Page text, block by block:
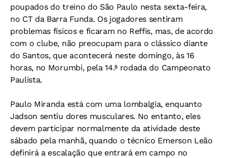
poupados do treino do São Paulo nesta sexta-feira,
no CT da Barra Funda. Os jogadores sentiram
problemas físicos e ficaram no Reffis, mas, de acordo
com o clube, não preocupam para o clássico diante
do Santos, que acontecerá neste domingo, às 16
horas, no Morumbi, pela 14.ª rodada do Campeonato
Paulista.
Paulo Miranda está com uma lombalgia, enquanto
Jadson sentiu dores musculares. No entanto, eles
devem participar normalmente da atividade deste
sábado pela manhã, quando o técnico Emerson Leão
definirá a escalação que entrará em campo no